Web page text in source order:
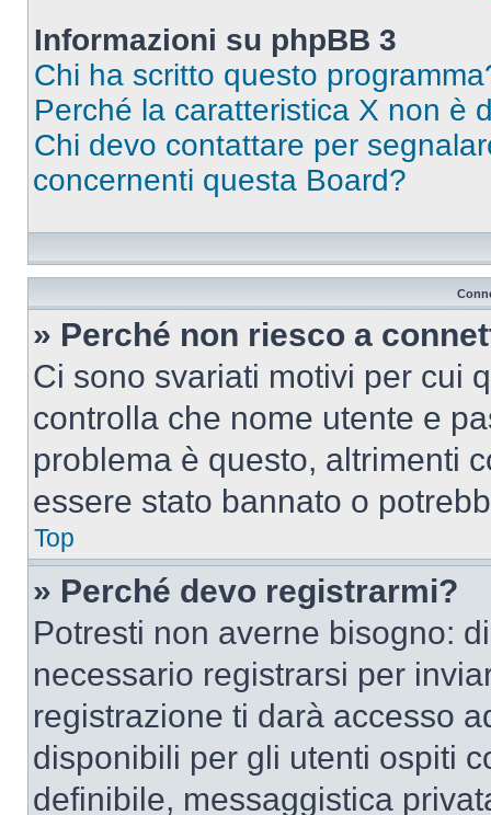
Informazioni su phpBB 3
Chi ha scritto questo
Perché la caratteristica X non è
Chi devo contattare per
concernenti questa Board?
» Perché non riesco a
Ci sono svariati motivi per cui
controlla che nome utente e
problema è questo, altrimenti
essere stato bannato o
Top
» Perché devo registrarmi?
Potresti non averne bisogno:
necessario registrarsi per
registrazione ti darà accesso
disponibili per gli utenti ospiti
definibile, messaggistica